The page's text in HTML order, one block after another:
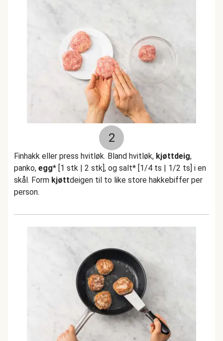
2
Finhakk eller press hvitløk. Bland hvitløk, kjøttdeig,
panko, egg* [1 stk | 2 stk], og salt* [1/4 ts | 1/2 ts] i en
skål. Form kjøttdeigen til to like store hakkebiffer per
person.